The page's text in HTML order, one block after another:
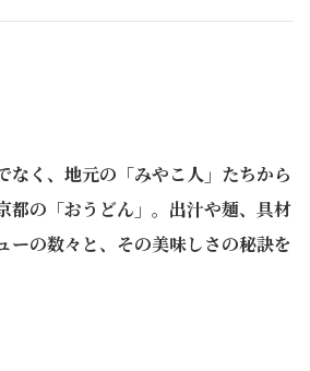
なく、地元の「みやこ人」たちから
都の「おうどん」。出汁や麺、具材
ーの数々と、その美味しさの秘訣を